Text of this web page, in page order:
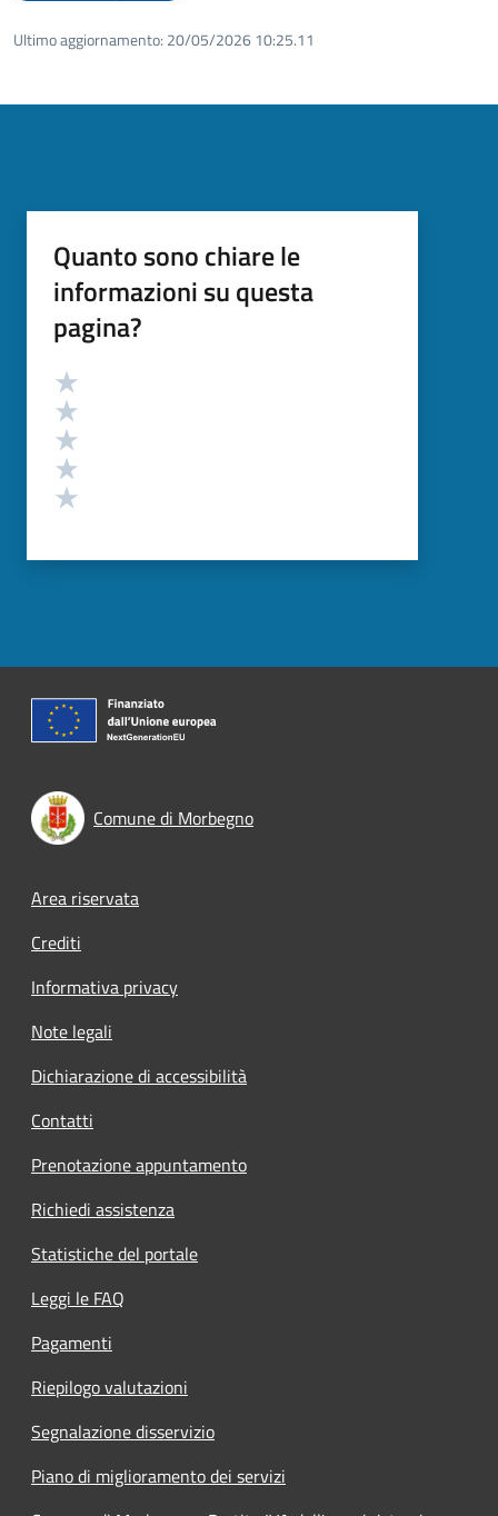
Ultimo aggiornamento: 20/05/2026 10:25.11
Quanto sono chiare le
informazioni su questa
pagina?
Valutazione
Comune di Morbegno
Footer menu
Area riservata
Crediti
Informativa privacy
Note legali
Dichiarazione di accessibilità
Contatti
Prenotazione appuntamento
Richiedi assistenza
Statistiche del portale
Leggi le FAQ
Pagamenti
Riepilogo valutazioni
Segnalazione disservizio
Piano di miglioramento dei servizi